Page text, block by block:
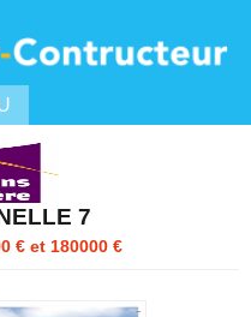
7
€ et 180000 €